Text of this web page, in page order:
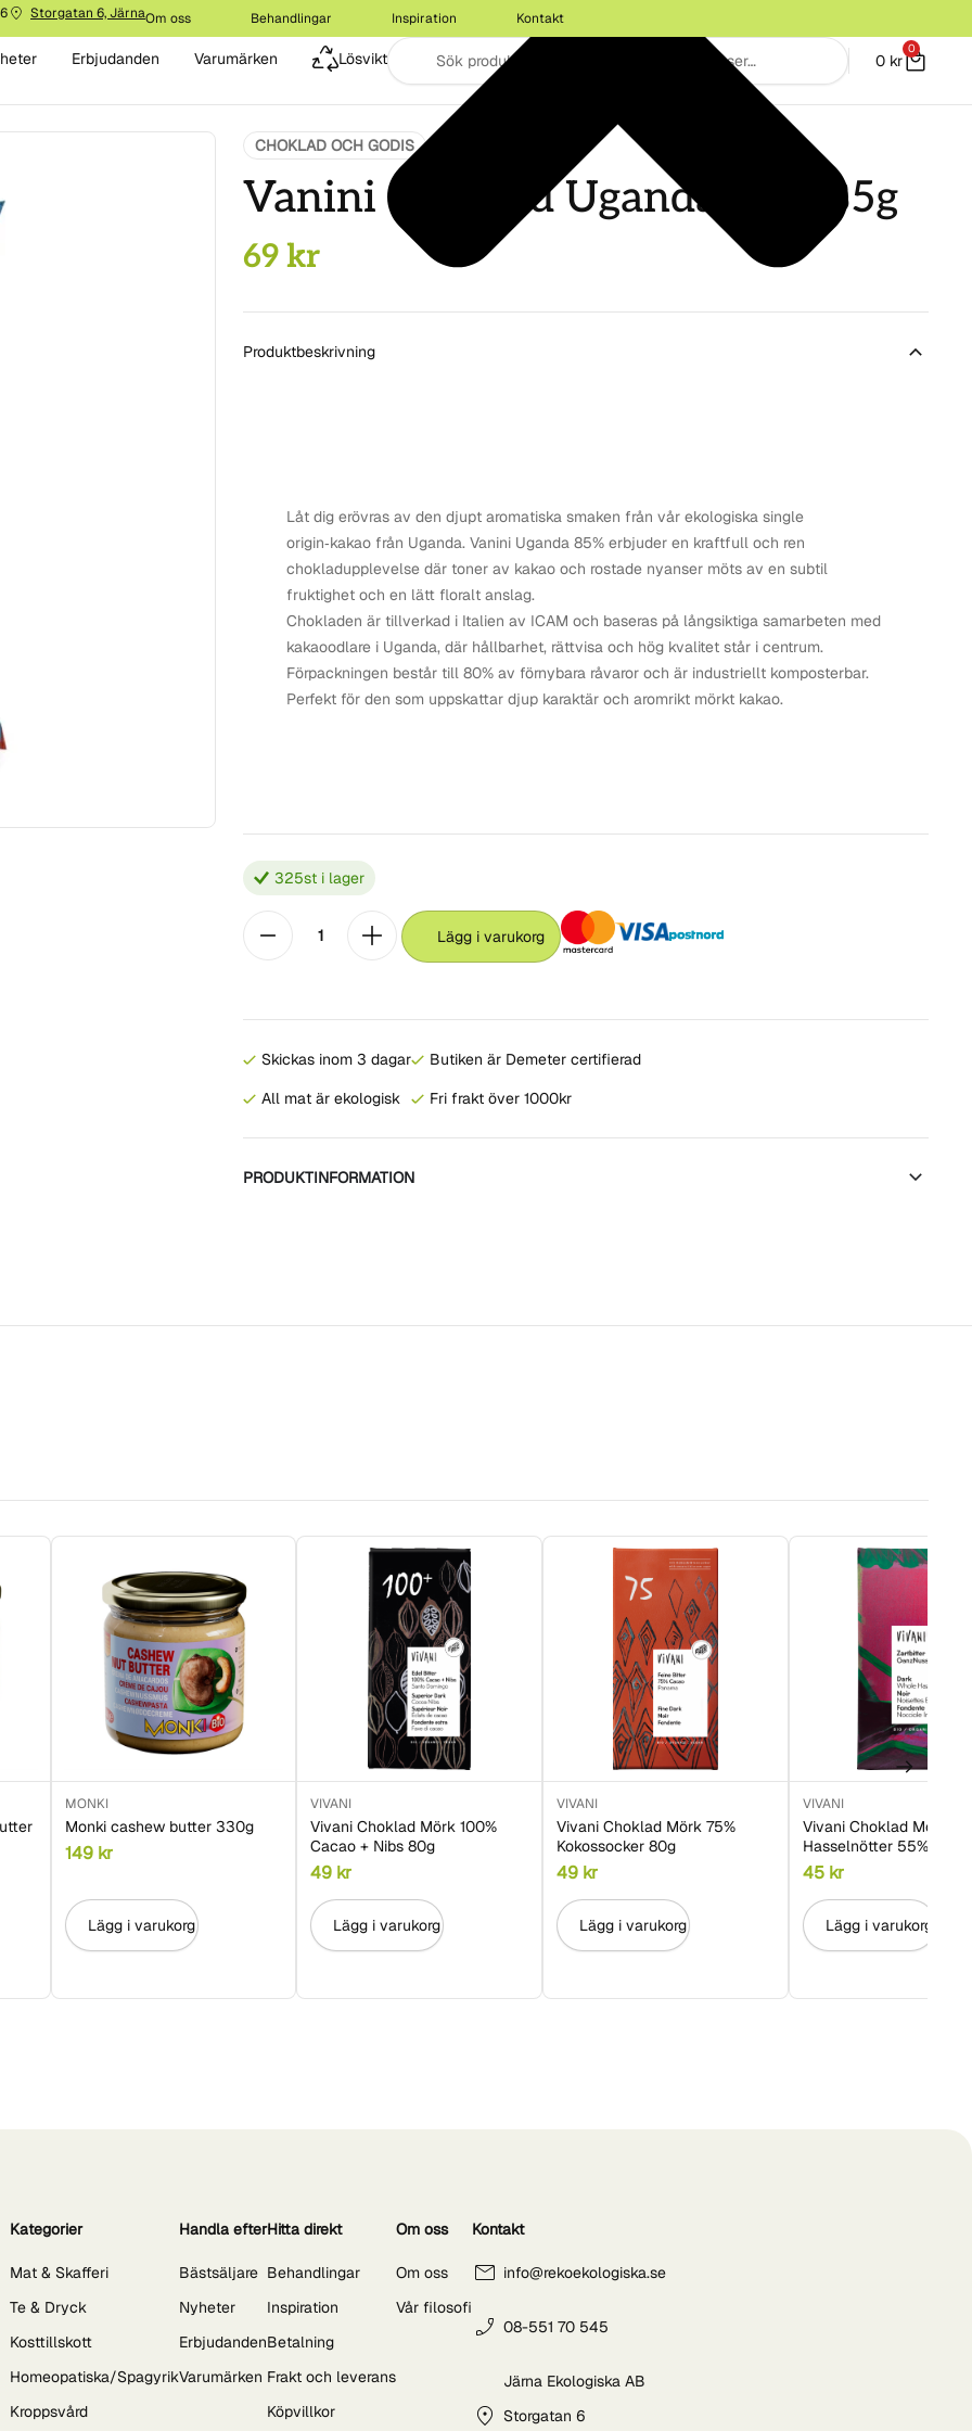
Storgatan 6, JärnaOm oss Behandlingar Inspiration Kontakt
Erbjudanden Varumärken Lösvikt 0 kr
0
CHOKLAD OCH GODIS
Vanini Choklad Uganda 85% 85g
69kr
Produktbeskrivning
Låt dig erövras av den djupt aromatiska smaken från vår ekologiska single
origin‑kakao från Uganda. Vanini Uganda 85% erbjuder en kraftfull och ren
chokladupplevelse där toner av kakao och rostade nyanser möts av en subtil
fruktighet och en lätt floralt anslag.
Chokladen är tillverkad i Italien av ICAM och baseras på långsiktiga samarbeten med
kakaoodlare i Uganda, där hållbarhet, rättvisa och hög kvalitet står i centrum.
Förpackningen består till 80% av förnybara råvaror och är industriellt komposterbar.
Perfekt för den som uppskattar djup karaktär och aromrikt mörkt kakao.
325st i lager
Lägg i varukorg
Skickas inom 3 dagar
All mat är ekologisk
Butiken är Demeter certifierad
Fri frakt över 1000kr
PRODUKTINFORMATION
MONKI
Monki cashew butter 330g
149 kr
Lägg i varukorg
VIVANI
Vivani Choklad Mörk 100%
Cacao + Nibs 80g
49 kr
Lägg i varukorg
VIVANI
Vivani Choklad Mörk 75%
Kokossocker 80g
49 kr
Lägg i varukorg
VIVANI
Vivani Choklad Mörk
Hasselnötter 55% 100g
45 kr
Lägg i varukorg
Kategorier
Mat & Skafferi
Te & Dryck
Kosttillskott
Homeopatiska/Spagyrik
Kroppsvård
Handla efter
Bästsäljare
Nyheter
Erbjudanden
Varumärken
Hitta direkt
Behandlingar
Inspiration
Betalning
Frakt och leverans
Köpvillkor
Om oss
Om oss
Vår filosofi
Kontakt
info@rekoekologiska.se
08-551 70 545
Järna Ekologiska AB
Storgatan 6